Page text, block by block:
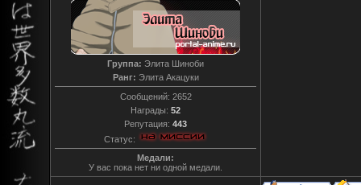
Группа: Элита Шиноби
Ранг: Элита Акацуки
Сообщений: 2652
Награды: 52
Репутация: 443
Статус:
Медали:
У вас пока нет ни одной медали.